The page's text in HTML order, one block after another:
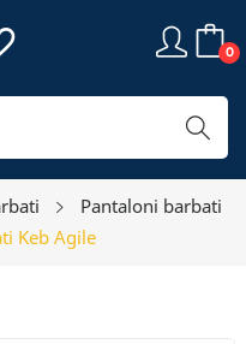
0
Pantaloni barbati
Keb Agile